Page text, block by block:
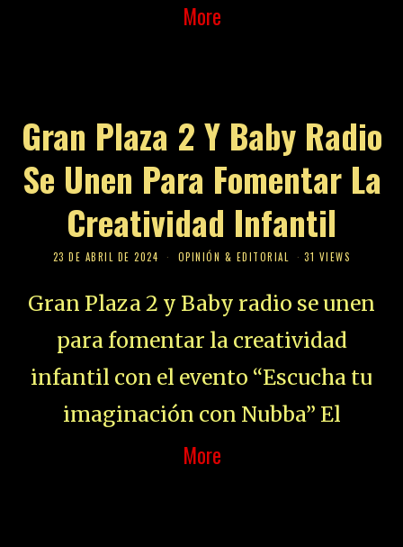
More
Gran Plaza 2 Y Baby Radio
Se Unen Para Fomentar La
Creatividad Infantil
23 DE ABRIL DE 2024 OPINIÓN & EDITORIAL 31 VIEWS
Gran Plaza 2 y Baby radio se unen
para fomentar la creatividad
infantil con el evento “Escucha tu
imaginación con Nubba” El
More